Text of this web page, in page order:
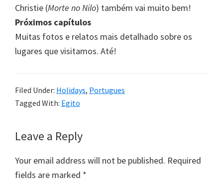
Christie (Morte no Nilo) também vai muito bem!
Próximos capítulos
Muitas fotos e relatos mais detalhado sobre os
lugares que visitamos. Até!
Filed Under: Holidays, Portugues
Tagged With: Egito
Reader
Interactions
Leave a Reply
Your email address will not be published. Required
fields are marked *